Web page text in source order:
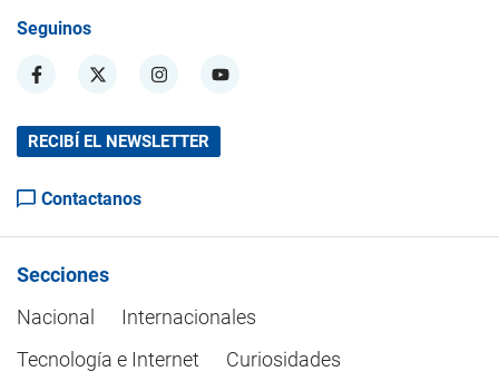
Seguinos
RECIBÍ EL NEWSLETTER
Contactanos
Secciones
Nacional
Internacionales
Tecnología e Internet
Curiosidades